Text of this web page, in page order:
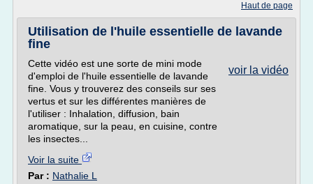
Haut de page
Utilisation de l'huile essentielle de lavande
fine
voir la vidéo
Cette vidéo est une sorte de mini mode
d'emploi de l'huile essentielle de lavande
fine. Vous y trouverez des conseils sur ses
vertus et sur les différentes manières de
l'utiliser : Inhalation, diffusion, bain
aromatique, sur la peau, en cuisine, contre
les insectes...
Voir la suite
Par : Nathalie L